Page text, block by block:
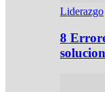
Liderazgo
8